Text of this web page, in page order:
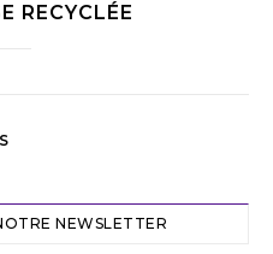
RECYCLÉE
NEWSLETTER